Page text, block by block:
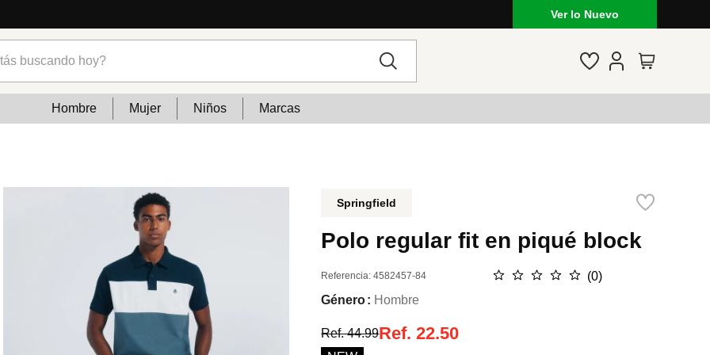
Ver lo Nuevo
Hombre Mujer Niños Marcas
Springfield
Polo regular fit en piqué block
Referencia:4582457-84 ☆ ☆ ☆ ☆ ☆ (0)
Género
Hombre
Ref.44.99Ref.22.50